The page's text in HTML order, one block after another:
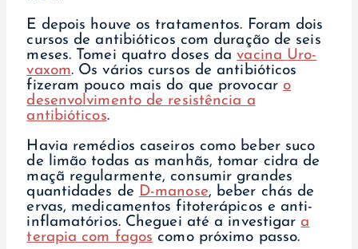
E depois houve os tratamentos. Foram dois
cursos de antibióticos com duração de seis
meses. Tomei quatro doses davacina Uro-
vaxom. Os vários cursos de antibióticos
fizeram pouco mais do que provocar o
desenvolvimento de resistência a
antibióticos.
Havia remédios caseiros como beber suco
de limão todas as manhãs, tomar cidra de
maçã regularmente, consumir grandes
quantidades de D-manose, beber chás de
ervas, medicamentos fitoterápicos e anti-
inflamatórios. Cheguei até a investigar a
terapia com fagos como próximo passo.